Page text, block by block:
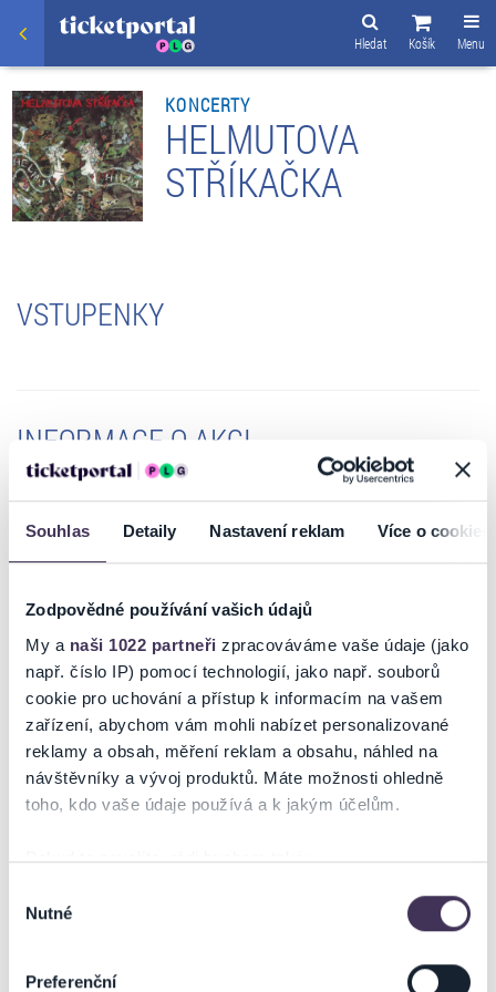
Souhlas Detaily Nastavení reklam Více o cookies
Zodpovědné používání vašich údajů
My a naši 1022 partneři zpracováváme vaše údaje (jako
např. číslo IP) pomocí technologií, jako např. souborů
cookie pro uchování a přístup k informacím na vašem
zařízení, abychom vám mohli nabízet personalizované
reklamy a obsah, měření reklam a obsahu, náhled na
návštěvníky a vývoj produktů. Máte možnosti ohledně
toho, kdo vaše údaje používá a k jakým účelům.
Pokud to povolíte, rádi bychom také:
které mohou být přesné na několik metrů
skenování pro konkrétní charakteristiky (otisk prstu)
souhlasu
Nutné
Preferenční
Menu
Košík
Hledat
KONCERTY
HELMUTOVA
STŘÍKAČKA
VSTUPENKY
INFORMACE O AKCI
Skupinu "Helmutova stříkačka" založil na gymnasiu jako recesistickou
kapelu v roce 1986 Robert Staniczek. První obsazení se rekrutovalo z
Petr Klobouk - baskytara (později Hlavou dolů, U nových tradic),
Robert Staniczek - zpěv.
www.acdcrevival.cz
Ticketportal je zárukou pravosti vstupenek
Na stránkách společnosti Ticketportal si vždy zakoupíte
Ticketportal nemůže zaručit pravost vstupenek
zakoupených na přeprodejních portálech. Ticketportal s
těmito společnostmi nemá nic společného a tento
Portál Ticketportal.cz je online tržištěm.
Smlouvu o účasti